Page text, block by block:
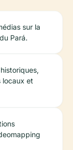
sur la
Pará.
locaux et